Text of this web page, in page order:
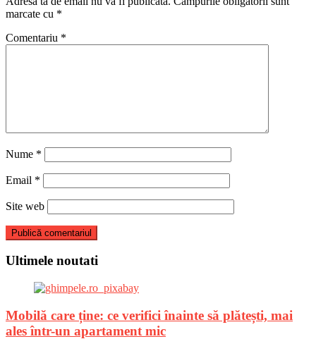
marcate cu *
Comentariu *
Nume *
Email *
Site web
Ultimele noutati
Mobilă care ține: ce verifici înainte să plătești, mai
ales într-un apartament mic